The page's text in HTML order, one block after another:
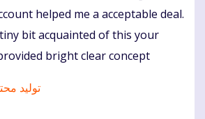
helped me a acceptable deal.
bit acquainted of this your
bright clear concept
تولید